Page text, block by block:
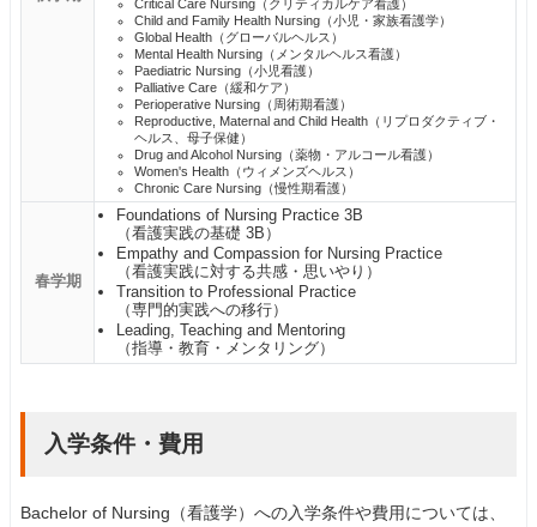
Critical Care Nursing（クリティカルケア看護）
Child and Family Health Nursing（小児・家族看護学）
Global Health（グローバルヘルス）
Mental Health Nursing（メンタルヘルス看護）
Paediatric Nursing（小児看護）
Palliative Care（緩和ケア）
Perioperative Nursing（周術期看護）
Reproductive, Maternal and Child Health（リプロダクティブ・
ヘルス、母子保健）
Drug and Alcohol Nursing（薬物・アルコール看護）
Women's Health（ウィメンズヘルス）
Chronic Care Nursing（慢性期看護）
春学期
Foundations of Nursing Practice 3B
（看護実践の基礎 3B）
Empathy and Compassion for Nursing Practice
（看護実践に対する共感・思いやり）
Transition to Professional Practice
（専門的実践への移行）
Leading, Teaching and Mentoring
（指導・教育・メンタリング）
入学条件・費用
Bachelor of Nursing（看護学）への入学条件や費用については、